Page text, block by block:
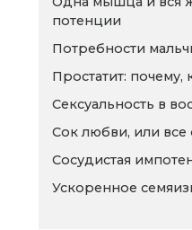
потенции
Потребности
Простатит: почему,
Сексуальность в
Сок любви, или все
Сосудистая
Ускоренное